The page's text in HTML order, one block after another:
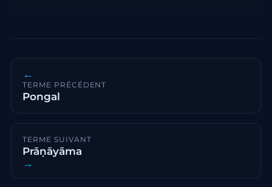
←
TERME PRÉCÉDENT
Pongal
TERME SUIVANT
Prāṇāyāma
→